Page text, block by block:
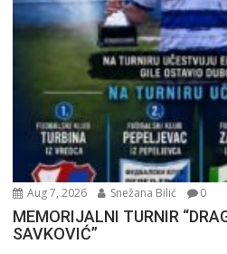
Aug 7, 2026 Snežana Bilić 0
MEMORIJALNI TURNIR
SAVKOVIĆ”